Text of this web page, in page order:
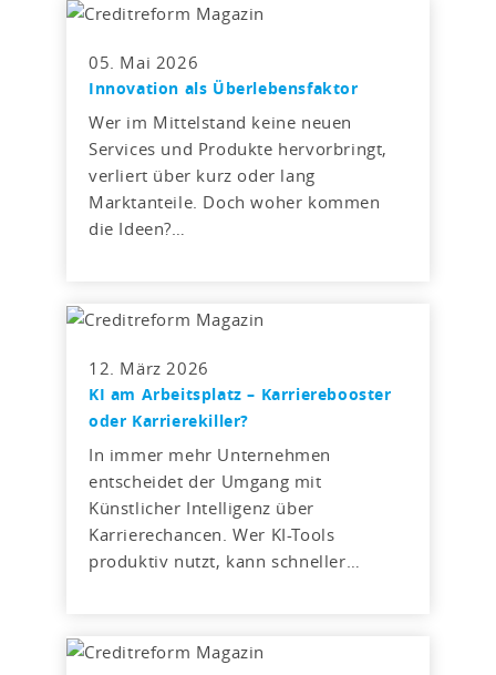
05. Mai 2026
Innovation als Überlebensfaktor
Wer im Mittelstand keine neuen
Services und Produkte hervorbringt,
verliert über kurz oder lang
Marktanteile. Doch woher kommen
die Ideen?…
12. März 2026
KI am Arbeitsplatz – Karrierebooster
oder Karrierekiller?
In immer mehr Unternehmen
entscheidet der Umgang mit
Künstlicher Intelligenz über
Karrierechancen. Wer KI-Tools
produktiv nutzt, kann schneller…